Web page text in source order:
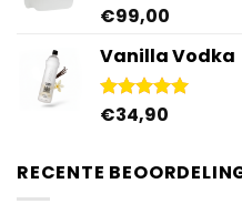
Gewaardeerd
€99,00
Vanilla Vodka
Gewaardeerd
€34,90
RECENTE